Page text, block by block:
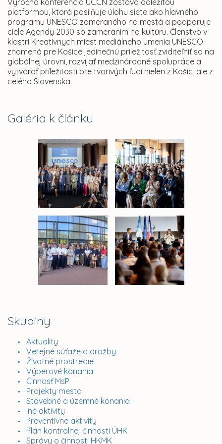
Galéria k článku
Skupiny
Aktuality
Verejné súťaže a dražby
Životné prostredie
Výberové konania
Činnosť MsP
Projekty mesta
Stavebné a územné konania
Iné aktivity
Preventívne aktivity
Plán kontrolnej činnosti ÚHK
Správy o činnosti HKMK
Výročná konferencia UCCN zostáva dôležitou
platformou, ktorá posilňuje úlohu siete ako hlavného
programu UNESCO zameraného na mestá a podporuje
ciele Agendy 2030 so zameraním na kultúru. Členstvo v
klastri Kreatívnych miest mediálneho umenia UNESCO
znamená pre Košice jedinečnú príležitosť zviditeľniť sa na
globálnej úrovni, rozvíjať medzinárodné spolupráce a
vytvárať príležitosti pre tvorivých ľudí nielen z Košíc, ale z
celého Slovenska.